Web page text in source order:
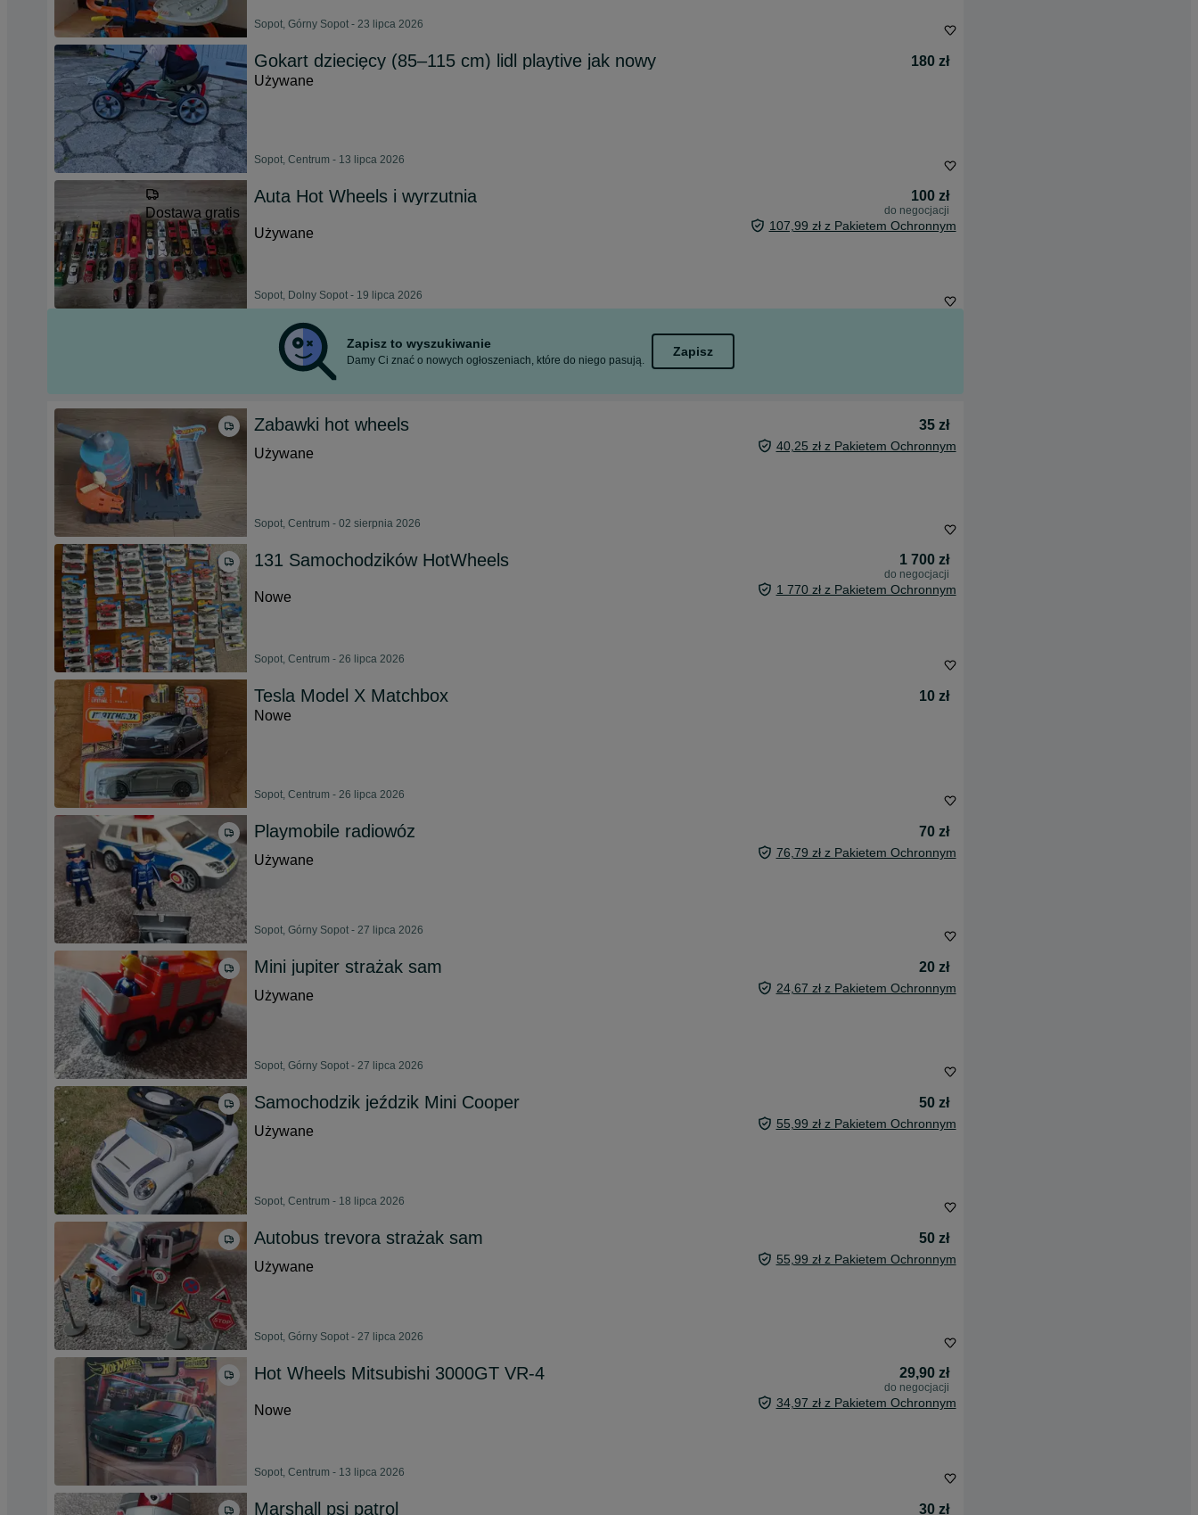
Sopot, Górny Sopot - 23 lipca 2026
Gokart dziecięcy (85–115 cm) lidl playtive jak nowy
180 zł
Używane
Sopot, Centrum - 13 lipca 2026
Dostawa gratis
Auta Hot Wheels i wyrzutnia 100 zł
do negocjacji
Używane 107,99 zł z Pakietem Ochronnym
Sopot, Dolny Sopot - 19 lipca 2026
Zapisz to wyszukiwanie
Damy Ci znać o nowych ogłoszeniach, które do niego pasują.
Zapisz
Zabawki hot wheels
35 zł
Używane
40,25 zł z Pakietem Ochronnym
Sopot, Centrum - 02 sierpnia 2026
131 Samochodzików HotWheels 1 700 zł
do negocjacji
Nowe 1 770 zł z Pakietem Ochronnym
Sopot, Centrum - 26 lipca 2026
Tesla Model X Matchbox
10 zł
Nowe
Sopot, Centrum - 26 lipca 2026
Playmobile radiowóz
70 zł
Używane
76,79 zł z Pakietem Ochronnym
Sopot, Górny Sopot - 27 lipca 2026
Mini jupiter strażak sam
20 zł
Używane
24,67 zł z Pakietem Ochronnym
Sopot, Górny Sopot - 27 lipca 2026
Samochodzik jeździk Mini Cooper
50 zł
Używane
55,99 zł z Pakietem Ochronnym
Sopot, Centrum - 18 lipca 2026
Autobus trevora strażak sam
50 zł
Używane
55,99 zł z Pakietem Ochronnym
Sopot, Górny Sopot - 27 lipca 2026
Hot Wheels Mitsubishi 3000GT VR-4 29,90 zł
do negocjacji
Nowe 34,97 zł z Pakietem Ochronnym
Sopot, Centrum - 13 lipca 2026
Marshall psi patrol 30 zł